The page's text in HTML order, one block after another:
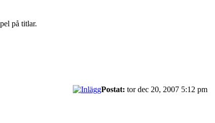
på titlar.
Postat: tor dec 20, 2007 5:12 pm